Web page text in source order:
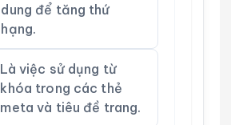
dung để tăng thứ
hạng.
Là việc sử dụng từ
khóa trong các thẻ
meta và tiêu đề trang.